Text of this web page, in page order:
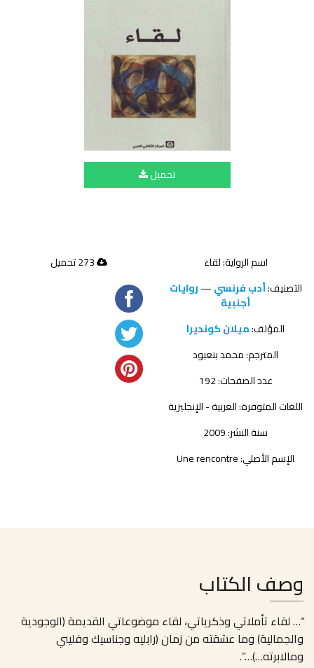
تحميل
اسم الرواية: لقاء
التصنيف:أدب فرنسي—روايات
أجنبية
المؤلف:ميلان كونديرا
المترجم:محمد بنعبود
عدد الصفحات: 192
اللغات المتوفرة: العربية - الإنجليزية
سنة النشر: 2009
الإسم الأصلي: Une rencontre
وصف الكتاب
“… لقاء تأملاتي وذكرياتي، لقاء موضوعاتي القديمة (الوجودية
والجمالية) وما عشقته من زمان (رابليه وجناسيك وفليني
ومالابرته…)…”.